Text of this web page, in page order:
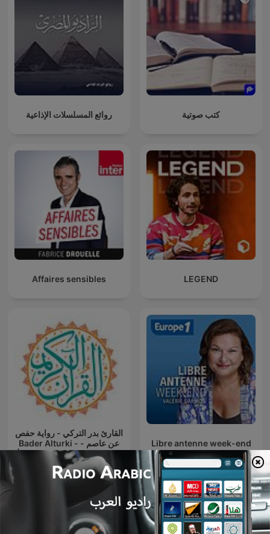
كتب صوتية روائع المسلسلات الإذاعية
LEGEND
Affaires sensibles
Libre antenne week-end
القارئ بدر التركي - رواية حفص
عن عاصم - Bader Alturki -
Rewayat Hafs A'n Assem |